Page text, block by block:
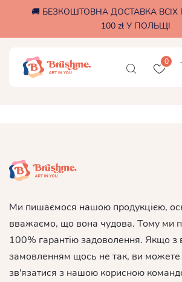
🚚 БЕЗКОШТОВНА ДОСТАВКА ВСІХ
100 zł У ПОЛЬЩІ
0
Ми пишаємося нашою продукцією,
вважаємо, що вона чудова. Тому ми
100% гарантію задоволення. Якщо
замовленням щось не так, ви
зв'язатися з нашою корисною